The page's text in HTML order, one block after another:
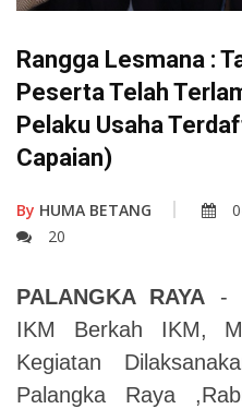
Rangga Lesmana :
Peserta Telah
Pelaku Usaha
Capaian)
By HUMA BETANG
20
PALANGKA RAYA -
IKM Berkah IKM,
Kegiatan
Palangka Raya